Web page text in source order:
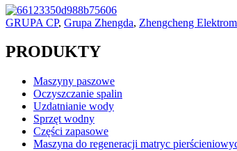
GRUPA CP, Grupa Zhengda, Zhengcheng
PRODUKTY
Maszyny paszowe
Oczyszczanie spalin
Uzdatnianie wody
Sprzęt wodny
Części zapasowe
Maszyna do regeneracji matryc